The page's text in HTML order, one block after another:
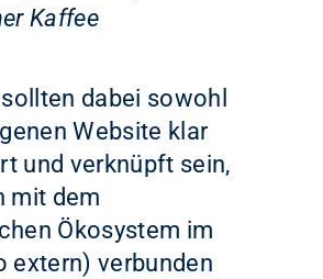
Kaffee
dabei sowohl
Website klar
und verknüpft sein,
mit dem
Ökosystem im
extern) verbunden